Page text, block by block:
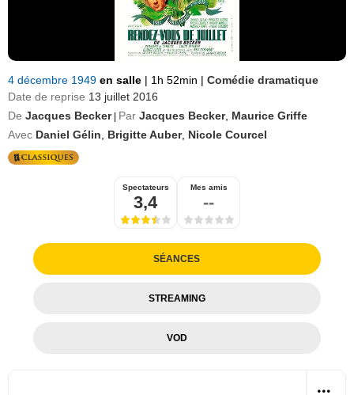
4 décembre 1949 en salle | 1h 52min | Comédie dramatique
Date de reprise 13 juillet 2016
De Jacques Becker Par Jacques Becker, Maurice Griffe
Avec Daniel Gélin Brigitte Auber, Nicole Courcel
Spectateurs
3,4
Mes amis
--
SÉANCES
STREAMING
VOD